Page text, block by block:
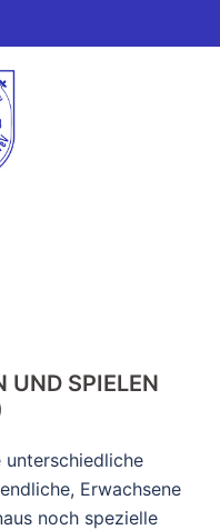
UND SPIELEN
unterschiedliche
Erwachsene
noch spezielle